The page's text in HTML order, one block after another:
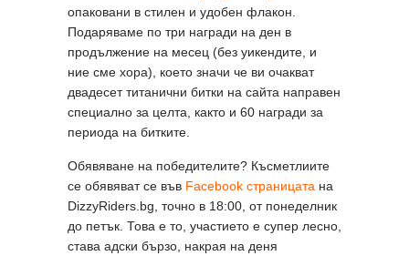
опаковани в стилен и удобен флакон.
Подаряваме по три награди на ден в
продължение на месец (без уикендите, и
ние сме хора), което значи че ви очакват
двадесет титанични битки на сайта направен
специално за целта, както и 60 награди за
периода на битките.
Обявяване на победителите? Късметлиите
се обявяват се във Facebook страницата на
DizzyRiders.bg, точно в 18:00, от понеделник
до петък. Това е то, участието е супер лесно,
става адски бързо, накрая на деня